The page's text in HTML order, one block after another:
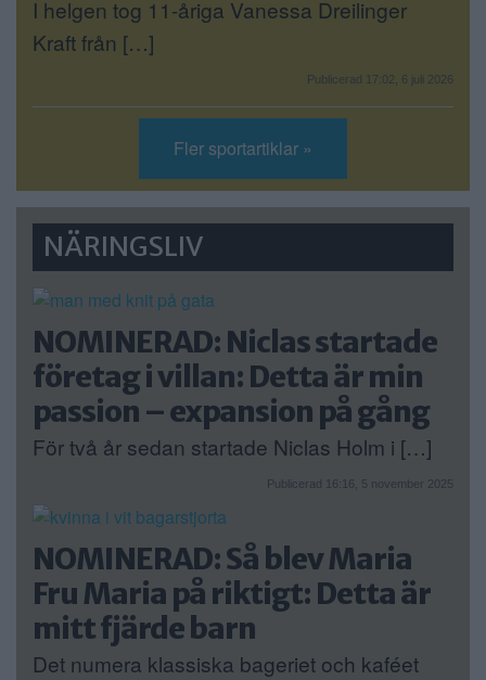
I helgen tog 11-åriga Vanessa Dreilinger
Kraft från […]
Publicerad 17:02, 6 juli 2026
Fler sportartiklar »
NÄRINGSLIV
NOMINERAD: Niclas startade
företag i villan: Detta är min
passion – expansion på gång
För två år sedan startade Niclas Holm i […]
Publicerad 16:16, 5 november 2025
NOMINERAD: Så blev Maria
Fru Maria på riktigt: Detta är
mitt fjärde barn
Det numera klassiska bageriet och kaféet